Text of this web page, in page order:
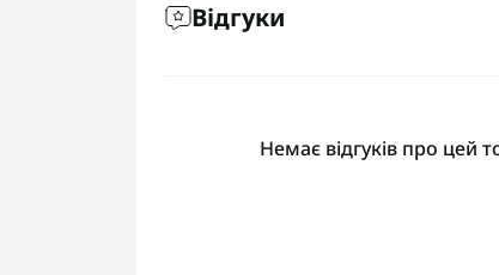
Відгуки
Немає відгуків про цей